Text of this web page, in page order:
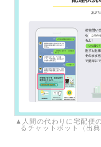
▲人間の代わりに宅配便
るチャットボット（出典